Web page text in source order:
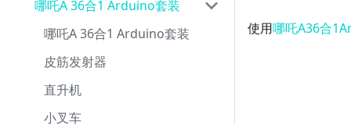
哪吒A 36合1 Arduino套装
哪吒A 36合1 Arduino套装
皮筋发射器
直升机
小叉车
使用哪吒A36合